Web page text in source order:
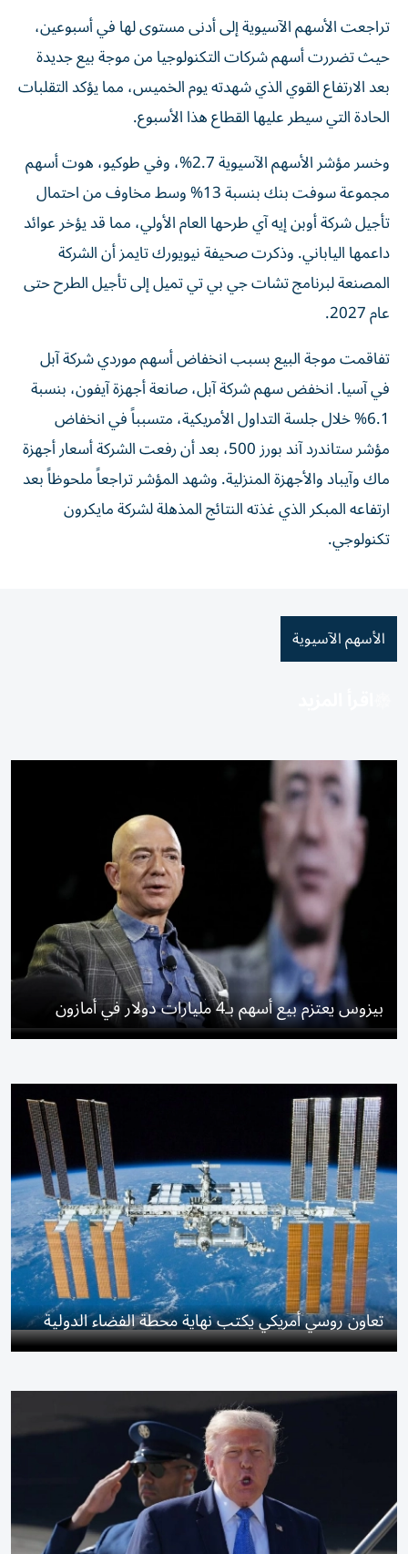
تراجعت الأسهم الآسيوية إلى أدنى مستوى لها في أسبوعين،
حيث تضررت أسهم شركات التكنولوجيا من موجة بيع جديدة
بعد الارتفاع القوي الذي شهدته يوم الخميس، مما يؤكد التقلبات
الحادة التي سيطر عليها القطاع هذا الأسبوع.
وخسر مؤشر الأسهم الآسيوية 2.7%، وفي طوكيو، هوت أسهم
مجموعة سوفت بنك بنسبة 13% وسط مخاوف من احتمال
تأجيل شركة أوبن إيه آي طرحها العام الأولي، مما قد يؤخر عوائد
داعمها الياباني. وذكرت صحيفة نيويورك تايمز أن الشركة
المصنعة لبرنامج تشات جي بي تي تميل إلى تأجيل الطرح حتى
عام 2027.
تفاقمت موجة البيع بسبب انخفاض أسهم موردي شركة آبل
في آسيا. انخفض سهم شركة آبل، صانعة أجهزة آيفون، بنسبة
6.1% خلال جلسة التداول الأمريكية، متسبباً في انخفاض
مؤشر ستاندرد آند بورز 500، بعد أن رفعت الشركة أسعار أجهزة
ماك وآيباد والأجهزة المنزلية. وشهد المؤشر تراجعاً ملحوظاً بعد
ارتفاعه المبكر الذي غذته النتائج المذهلة لشركة مايكرون
تكنولوجي.
الأسهم الآسيوية
بيزوس يعتزم بيع أسهم بـ4 مليارات دولار في أمازون
تعاون روسي أمريكي يكتب نهاية محطة الفضاء الدولية